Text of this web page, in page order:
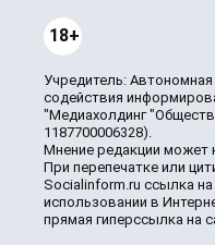
18+
Учредитель:
содействия
"Медиахолдинг
1187700006328).
Мнение редакции может
При перепечатке или
Socialinform.ru ссылка на
использовании в
прямая гиперссылка на